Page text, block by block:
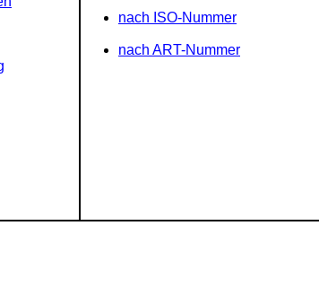
nach ISO-Nummer
nach ART-Nummer